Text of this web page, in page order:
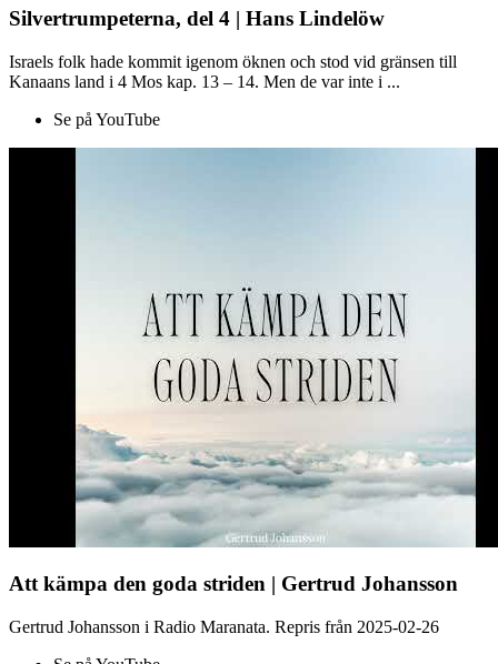
Silvertrumpeterna, del 4 | Hans Lindelöw
Israels folk hade kommit igenom öknen och stod vid gränsen till
Kanaans land i 4 Mos kap. 13 – 14. Men de var inte i ...
Se på YouTube
Att kämpa den goda striden | Gertrud Johansson
Gertrud Johansson i Radio Maranata. Repris från 2025-02-26